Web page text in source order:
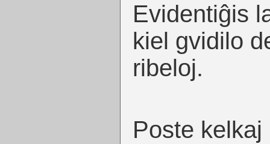
Evidentiĝis
kiel gvidilo
ribeloj.
Poste kelkaj